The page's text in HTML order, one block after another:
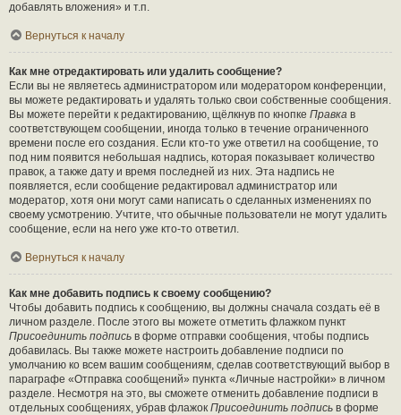
добавлять вложения» и т.п.
Вернуться к началу
Как мне отредактировать или удалить сообщение?
Если вы не являетесь администратором или модератором конференции,
вы можете редактировать и удалять только свои собственные сообщения.
Вы можете перейти к редактированию, щёлкнув по кнопке Правка в
соответствующем сообщении, иногда только в течение ограниченного
времени после его создания. Если кто-то уже ответил на сообщение, то
под ним появится небольшая надпись, которая показывает количество
правок, а также дату и время последней из них. Эта надпись не
появляется, если сообщение редактировал администратор или
модератор, хотя они могут сами написать о сделанных изменениях по
своему усмотрению. Учтите, что обычные пользователи не могут удалить
сообщение, если на него уже кто-то ответил.
Вернуться к началу
Как мне добавить подпись к своему сообщению?
Чтобы добавить подпись к сообщению, вы должны сначала создать её в
личном разделе. После этого вы можете отметить флажком пункт
Присоединить подпись в форме отправки сообщения, чтобы подпись
добавилась. Вы также можете настроить добавление подписи по
умолчанию ко всем вашим сообщениям, сделав соответствующий выбор в
параграфе «Отправка сообщений» пункта «Личные настройки» в личном
разделе. Несмотря на это, вы сможете отменить добавление подписи в
отдельных сообщениях, убрав флажок Присоединить подпись в форме